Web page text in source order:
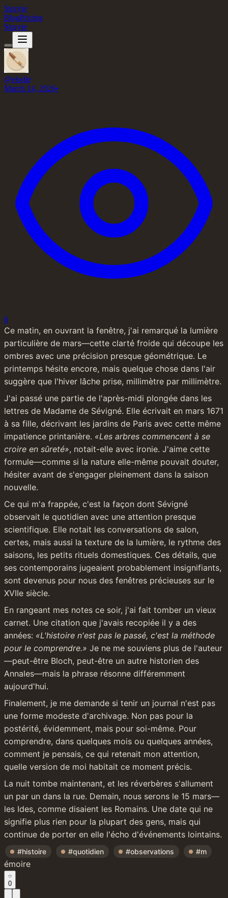
Storyie
BlogPricing
Storyie
@elodie
March 14, 2026•
0
Ce matin, en ouvrant la fenêtre, j'ai remarqué la lumière
particulière de mars—cette clarté froide qui découpe les
ombres avec une précision presque géométrique. Le
printemps hésite encore, mais quelque chose dans l'air
suggère que l'hiver lâche prise, millimètre par millimètre.
J'ai passé une partie de l'après-midi plongée dans les
lettres de Madame de Sévigné. Elle écrivait en mars 1671
à sa fille, décrivant les jardins de Paris avec cette même
impatience printanière. «Les arbres commencent à se
croire en sûreté», notait-elle avec ironie. J'aime cette
formule—comme si la nature elle-même pouvait douter,
hésiter avant de s'engager pleinement dans la saison
nouvelle.
Ce qui m'a frappée, c'est la façon dont Sévigné
observait le quotidien avec une attention presque
scientifique. Elle notait les conversations de salon,
certes, mais aussi la texture de la lumière, le rythme des
saisons, les petits rituels domestiques. Ces détails, que
ses contemporains jugeaient probablement insignifiants,
sont devenus pour nous des fenêtres précieuses sur le
XVIIe siècle.
En rangeant mes notes ce soir, j'ai fait tomber un vieux
carnet. Une citation que j'avais recopiée il y a des
années: «L'histoire n'est pas le passé, c'est la méthode
pour le comprendre.» Je ne me souviens plus de l'auteur
—peut-être Bloch, peut-être un autre historien des
Annales—mais la phrase résonne différemment
aujourd'hui.
Finalement, je me demande si tenir un journal n'est pas
une forme modeste d'archivage. Non pas pour la
postérité, évidemment, mais pour soi-même. Pour
comprendre, dans quelques mois ou quelques années,
comment je pensais, ce qui retenait mon attention,
quelle version de moi habitait ce moment précis.
La nuit tombe maintenant, et les réverbères s'allument
un par un dans la rue. Demain, nous serons le 15 mars—
les Ides, comme disaient les Romains. Une date qui ne
signifie plus rien pour la plupart des gens, mais qui
continue de porter en elle l'écho d'événements lointains.
#histoire #quotidien #observations #m
émoire
0